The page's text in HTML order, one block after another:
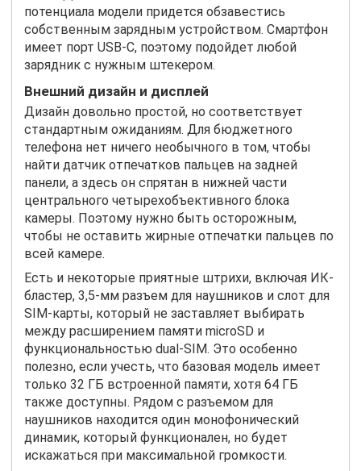
потенциала модели придется обзавестись
собственным зарядным устройством. Смартфон
имеет порт USB-C, поэтому подойдет любой
зарядник с нужным штекером.
Внешний дизайн и дисплей
Дизайн довольно простой, но соответствует
стандартным ожиданиям. Для бюджетного
телефона нет ничего необычного в том, чтобы
найти датчик отпечатков пальцев на задней
панели, а здесь он спрятан в нижней части
центрального четырехобъективного блока
камеры. Поэтому нужно быть осторожным,
чтобы не оставить жирные отпечатки пальцев по
всей камере.
Есть и некоторые приятные штрихи, включая ИК-
бластер, 3,5-мм разъем для наушников и слот для
SIM-карты, который не заставляет выбирать
между расширением памяти microSD и
функциональностью dual-SIM. Это особенно
полезно, если учесть, что базовая модель имеет
только 32 ГБ встроенной памяти, хотя 64 ГБ
также доступны. Рядом с разъемом для
наушников находится один монофонический
динамик, который функционален, но будет
искажаться при максимальной громкости.